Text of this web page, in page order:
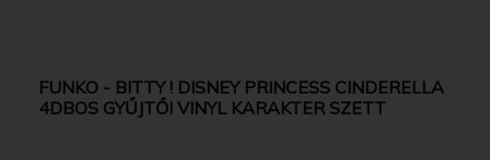
FUNKO - BITTY ! DISNEY PRINCESS CINDERELLA
4DBOS GYŰJTŐI VINYL KARAKTER SZETT